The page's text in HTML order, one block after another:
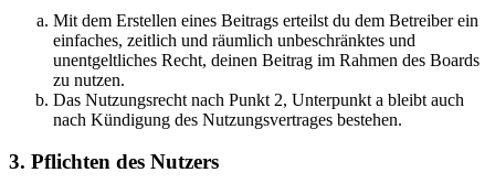
Mit dem Erstellen eines Beitrags erteilst du dem Betreiber ein
einfaches, zeitlich und räumlich unbeschränktes und
unentgeltliches Recht, deinen Beitrag im Rahmen des Boards
zu nutzen.
Das Nutzungsrecht nach Punkt 2, Unterpunkt a bleibt auch
nach Kündigung des Nutzungsvertrages bestehen.
3. Pflichten des Nutzers